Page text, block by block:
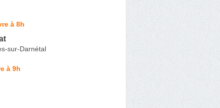
à 8h
sur-Darnétal
à 9h